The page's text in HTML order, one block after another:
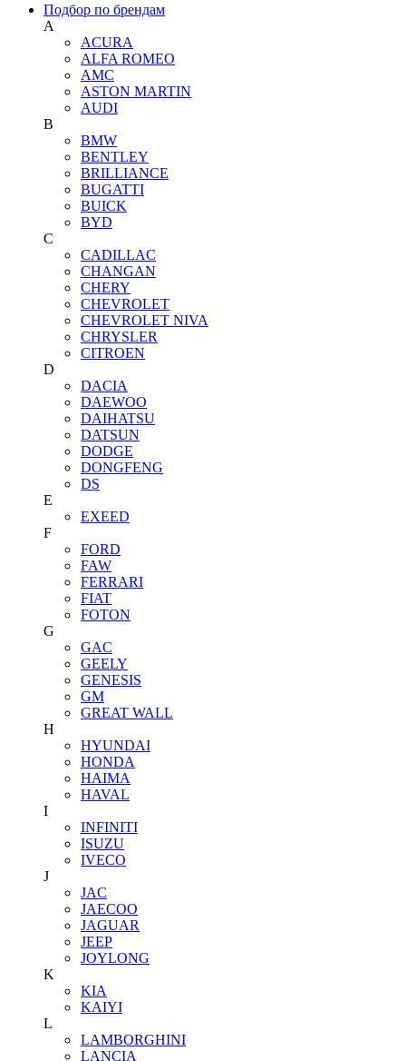
Подбор по брендам
A
ACURA
ALFA ROMEO
AMC
ASTON MARTIN
AUDI
B
BMW
BENTLEY
BRILLIANCE
BUGATTI
BUICK
BYD
C
CADILLAC
CHANGAN
CHERY
CHEVROLET
CHEVROLET NIVA
CHRYSLER
CITROEN
D
DACIA
DAEWOO
DAIHATSU
DATSUN
DODGE
DONGFENG
DS
E
EXEED
F
FORD
FAW
FERRARI
FIAT
FOTON
G
GAC
GEELY
GENESIS
GM
GREAT WALL
H
HYUNDAI
HONDA
HAIMA
HAVAL
I
INFINITI
ISUZU
IVECO
J
JAC
JAECOO
JAGUAR
JEEP
JOYLONG
K
KIA
KAIYI
L
LAMBORGHINI
LANCIA